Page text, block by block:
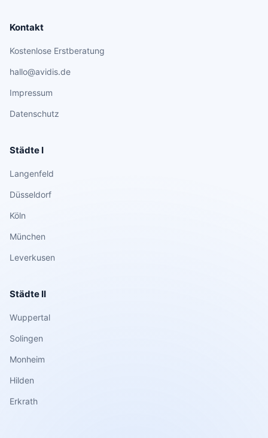
Kontakt
Kostenlose Erstberatung
hallo@avidis.de
Impressum
Datenschutz
Städte I
Langenfeld
Düsseldorf
Köln
München
Leverkusen
Städte II
Wuppertal
Solingen
Monheim
Hilden
Erkrath